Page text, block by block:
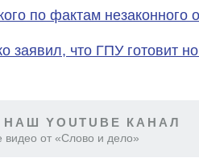
по фактам незаконного
заявил, что ГПУ готовит
YOUTUBE КАНАЛ
от «Слово и дело»